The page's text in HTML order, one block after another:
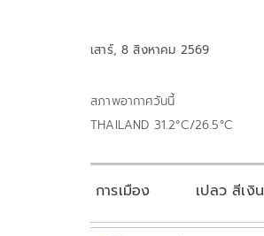
เสาร์, 8 สิงหาคม 2569
สภาพอากาศวันนี้
THAILAND 31.2°C/26.5°C
การเมือง เปลว สีเงิน